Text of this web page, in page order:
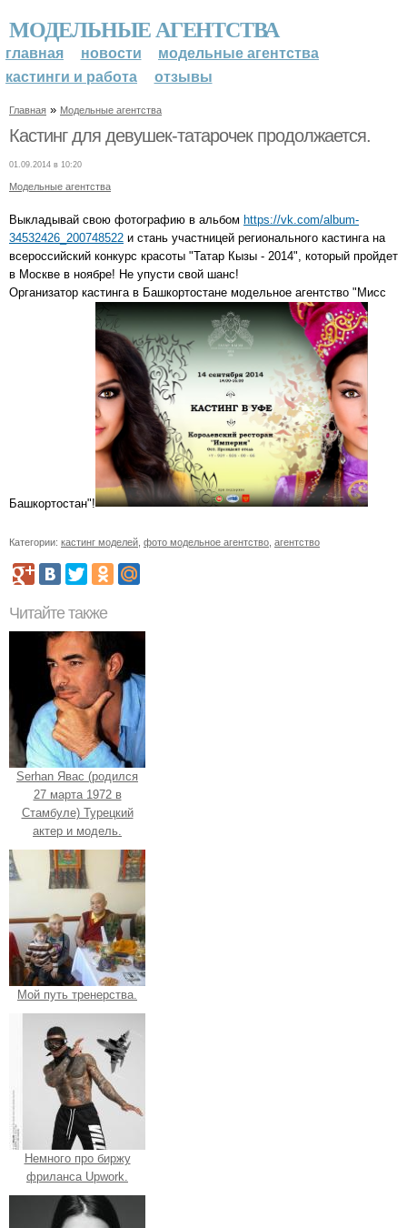
МОДЕЛЬНЫЕ АГЕНТСТВА
главная новости
модельные агентства
кастинги и работа
отзывы
Главная » Модельные агентства
Кастинг для девушек-татарочек продолжается.
01.09.2014 в 10:20
Модельные агентства
Выкладывай свою фотографию в альбом https://vk.com/album-
34532426_200748522 и стань участницей регионального кастинга на
всероссийский конкурс красоты "Татар Кызы - 2014", который пройдет
в Москве в ноябре! Не упусти свой шанс!
Организатор кастинга в Башкортостане модельное агентство "Мисс
Башкортостан"!
Категории: кастинг моделей фото модельное агентство агентство
Читайте также
Serhan Явас (родился
27 марта 1972 в
Стамбуле) Турецкий
актер и модель.
Мой путь тренерства.
Немного про биржу
фриланса Upwork.